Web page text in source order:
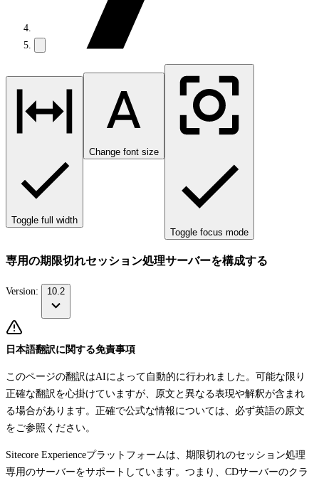
Toggle full width
Change font size
Toggle focus mode
専用の期限切れセッション処理サーバーを構成する
Version: 10.2
日本語翻訳に関する免責事項
このページの翻訳はAIによって自動的に行われました。可能な限り
正確な翻訳を心掛けていますが、原文と異なる表現や解釈が含まれ
る場合があります。正確で公式な情報については、必ず英語の原文
をご参照ください。
Sitecore Experienceプラットフォームは、期限切れのセッション処理
専用のサーバーをサポートしています。つまり、CDサーバーのクラ